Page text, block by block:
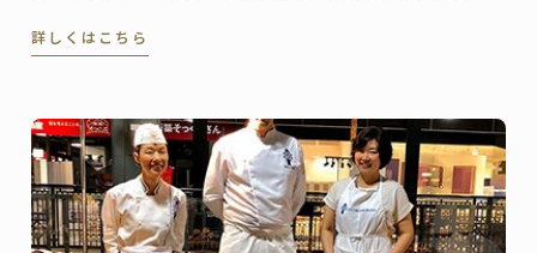
ログラム」がスタート。
詳しくはこちら